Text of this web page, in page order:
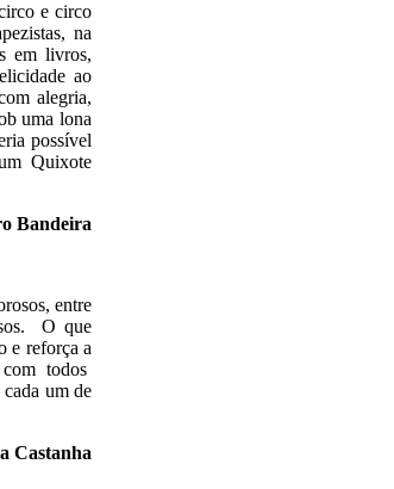
e circo
na
em livros,
ao
alegria,
uma lona
possível
Quixote
entre
O que
e reforça a
com todos
um de